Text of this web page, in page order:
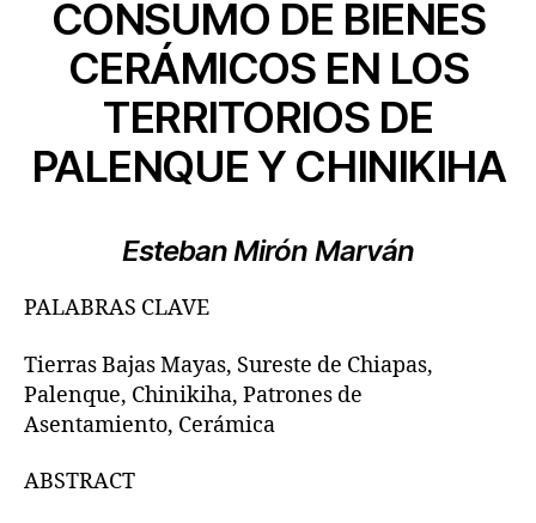
CONSUMO DE BIENES
CERÁMICOS EN LOS
TERRITORIOS DE
PALENQUE Y CHINIKIHA
Esteban Mirón Marván
PALABRAS CLAVE
Tierras Bajas Mayas, Sureste de Chiapas,
Palenque, Chinikiha, Patrones de
Asentamiento, Cerámica
ABSTRACT